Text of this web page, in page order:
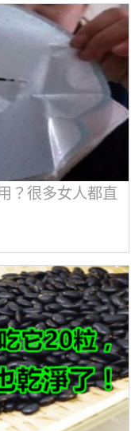
？很多女人都直